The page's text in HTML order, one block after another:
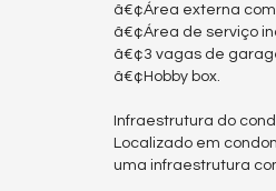
â€¢Área externa
â€¢Área de serviço
â€¢3 vagas de
â€¢Hobby box.
Infraestrutura do
Localizado em
uma infraestrutura